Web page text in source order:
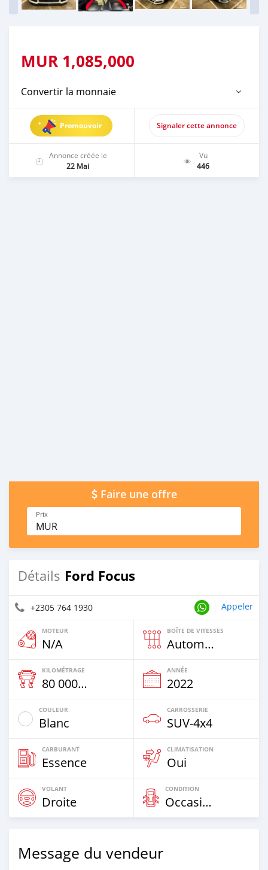
MUR 1,085,000
Convertir la monnaie
Promouvoir Signaler cette annonce
Annonce créée le
22 Mai
Vu
446
Faire une offre
Prix
MUR
Détails Ford Focus
+2305 764 1930 Appeler
MOTEUR
N/A
BOÎTE DE VITESSES
Automatique
KILOMÉTRAGE
80 000 Km
ANNÉE
2022
COULEUR
Blanc
CARROSSERIE
SUV‒4x4
CARBURANT
Essence
CLIMATISATION
Oui
VOLANT
Droite
CONDITION
Occasion
Message du vendeur